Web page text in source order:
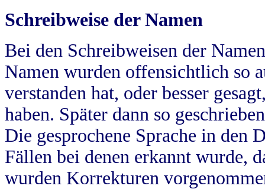
Schreibweise der Namen
Bei den Schreibweisen der
Namen wurden offensichtlich so
verstanden hat, oder besser
haben. Später dann so
Die gesprochene Sprache in
Fällen bei denen erkannt wurde,
wurden Korrekturen